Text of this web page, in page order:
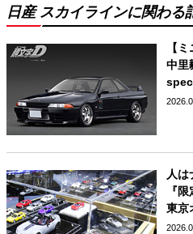
日産 スカイラインに関わる
【
中里
spec
人は
『
東京